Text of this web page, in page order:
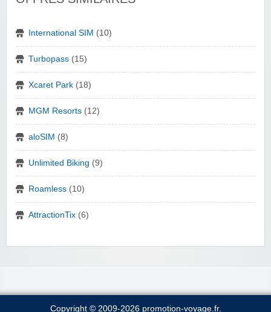
International SIM (10)
Turbopass (15)
Xcaret Park (18)
MGM Resorts (12)
aloSIM (8)
Unlimited Biking (9)
Roamless (10)
AttractionTix (6)
Copyright © 2009-2026 promotion-voyage.fr.